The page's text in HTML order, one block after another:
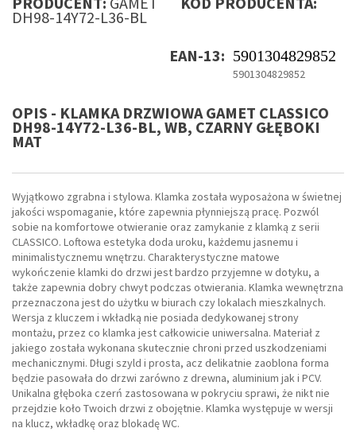
DH98-14Y72-L36-BL
EAN-13: 5901304829852
5901304829852
OPIS - KLAMKA DRZWIOWA GAMET CLASSICO
DH98-14Y72-L36-BL, WB, CZARNY GŁĘBOKI
MAT
Wyjątkowo zgrabna i stylowa. Klamka została wyposażona w świetnej
jakości wspomaganie, które zapewnia płynniejszą pracę. Pozwól
sobie na komfortowe otwieranie oraz zamykanie z klamką z serii
CLASSICO. Loftowa estetyka doda uroku, każdemu jasnemu i
minimalistycznemu wnętrzu. Charakterystyczne matowe
wykończenie klamki do drzwi jest bardzo przyjemne w dotyku, a
także zapewnia dobry chwyt podczas otwierania. Klamka wewnętrzna
przeznaczona jest do użytku w biurach czy lokalach mieszkalnych.
Wersja z kluczem i wkładką nie posiada dedykowanej strony
montażu, przez co klamka jest całkowicie uniwersalna. Materiał z
jakiego została wykonana skutecznie chroni przed uszkodzeniami
mechanicznymi. Długi szyld i prosta, acz delikatnie zaoblona forma
będzie pasowała do drzwi zarówno z drewna, aluminium jak i PCV.
Unikalna głęboka czerń zastosowana w pokryciu sprawi, że nikt nie
przejdzie koło Twoich drzwi z obojętnie. Klamka występuje w wersji
na klucz, wkładkę oraz blokadę WC.